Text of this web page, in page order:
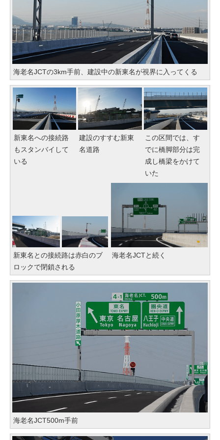
海老名JCTの3km手前、建設中の新東名が視界に入ってくる
新東名への接続路
もスタンバイして
いる
建設のすすむ新東
名道路
この区間では、す
でに橋脚部分は完
成し橋梁をかけて
いた
新東名との接続路は赤白のブ
ロックで閉鎖される
海老名JCTと続く
海老名JCT500m手前